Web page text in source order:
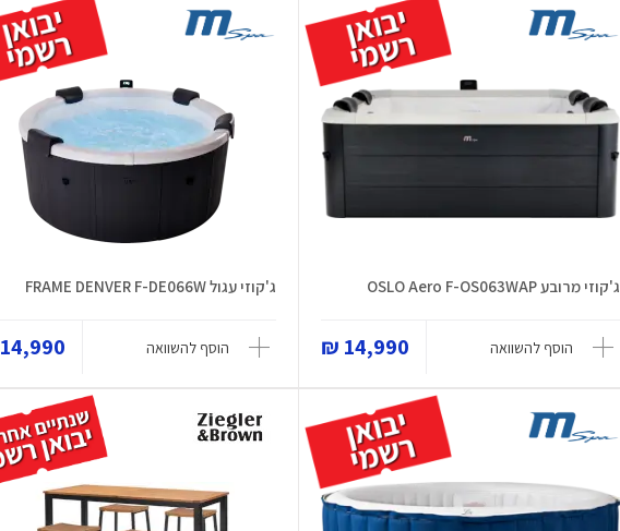
ג'קוזי מרובע OSLO Aero F-OS063WAP
הוסף להשוואה 14,990 ₪
ג'קוזי עגול FRAME DENVER F-DE066W
הוסף להשוואה 14,990 ₪